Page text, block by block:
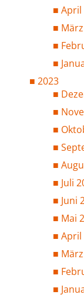
April
2023
Juli
Juni
Mai
April